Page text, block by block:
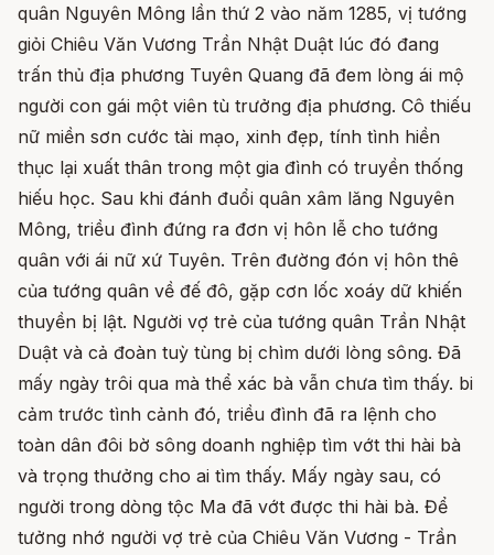
quân Nguyên Mông lần thứ 2 vào năm 1285, vị tướng
giỏi Chiêu Văn Vương Trần Nhật Duật lúc đó đang
trấn thủ địa phương Tuyên Quang đã đem lòng ái mộ
người con gái một viên tù trưởng địa phương. Cô thiếu
nữ miền sơn cước tài mạo, xinh đẹp, tính tình hiền
thục lại xuất thân trong một gia đình có truyền thống
hiếu học. Sau khi đánh đuổi quân xâm lăng Nguyên
Mông, triều đình đứng ra đơn vị hôn lễ cho tướng
quân với ái nữ xứ Tuyên. Trên đường đón vị hôn thê
của tướng quân về đế đô, gặp cơn lốc xoáy dữ khiến
thuyền bị lật. Người vợ trẻ của tướng quân Trần Nhật
Duật và cả đoàn tuỳ tùng bị chìm dưới lòng sông. Đã
mấy ngày trôi qua mà thể xác bà vẫn chưa tìm thấy. bi
cảm trước tình cảnh đó, triều đình đã ra lệnh cho
toàn dân đôi bờ sông doanh nghiệp tìm vớt thi hài bà
và trọng thưởng cho ai tìm thấy. Mấy ngày sau, có
người trong dòng tộc Ma đã vớt được thi hài bà. Để
tưởng nhớ người vợ trẻ của Chiêu Văn Vương - Trần